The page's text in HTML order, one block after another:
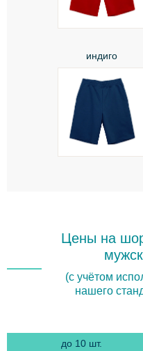
индиго
Цены на
(с учётом
нашего